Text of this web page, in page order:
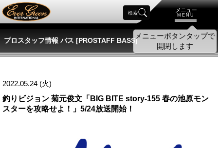
メニュー
MENU
メニューボタンタップで
開閉します
検索
プロスタッフ情報 バス [PROSTAFF BASS]
2022.05.24 (火)
釣りビジョン 菊元俊文「BIG BITE story‐155 春の池原モン
スターを攻略せよ！」5/24放送開始！